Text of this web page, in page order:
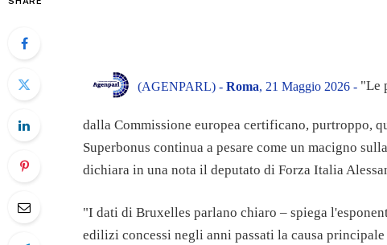
(AGENPARL) - Roma, 21 Maggio 2026 - "Le
dalla Commissione europea certificano, purtroppo,
Superbonus continua a pesare come un macigno
dichiara in una nota il deputato di Forza Italia
"I dati di Bruxelles parlano chiaro – spiega
edilizi concessi negli anni passati la causa